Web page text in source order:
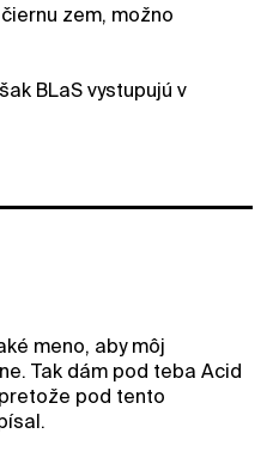
zem, možno
BLaS vystupujú v
meno, aby môj
Tak dám pod teba Acid
pod tento